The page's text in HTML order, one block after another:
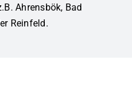
Ahrensbök, Bad
Reinfeld.